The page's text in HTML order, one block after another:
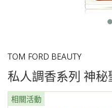
TOM FORD BEAUTY
私人調香系列 神
相關活動